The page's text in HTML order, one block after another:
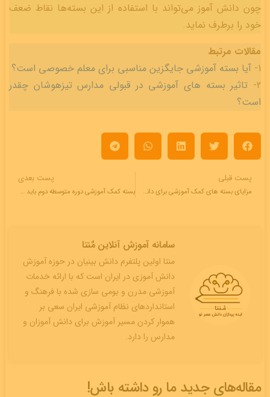
چون دانش آموز می‌تواند با استفاده از این بسته‌ها نقاط ضعف
خود را برطرف نماید.
مقالات مرتبط
1- آیا بسته آموزشی جایگزین مناسبی برای معلم خصوصی است؟
2-
تاثیر بسته های آموزشی در قبولی مدارس تیزهوشان چقدر
است؟
پست قبلی
مزایای بسته های کمک آموزشی برای دانش آموزان دوره ابتدایی
پست بعدی
بسته کمک آموزشی دوره متوسطه دوم باید چه ویژگی هایی داشته باشد؟
سامانه آموزش آنلاین مٌنتا
منتا اولین پلتفرم دانش بینیان در حوزه آموزش
دانش آموزی در ایران است که با ارائه خدمات
آموزشی مدرن و بومی سازی شده با فرهنگ و
استانداردهای نظام آموزشی ایران سعی بر
هموار کردن مسیر آموزش برای دانش آموزان و
مدارس را دارد.
مقاله‌های جدید ما رو داشته باش!